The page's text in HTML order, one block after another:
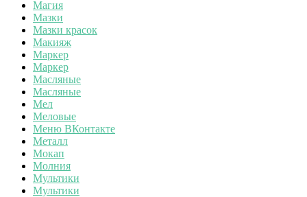
Магия
Мазки
Мазки красок
Макияж
Маркер
Маркер
Масляные
Масляные
Мел
Меловые
Меню ВКонтакте
Металл
Мокап
Молния
Мультики
Мультики